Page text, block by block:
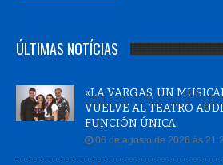
ÚLTIMAS NOTÍCIAS
«LA VARGAS, UN
VUELVE AL TEATRO
FUNCIÓN ÚNICA
06 de agosto de 2026 às